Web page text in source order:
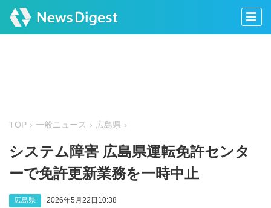
TOP 一般ニュース 広島県
システム障害 広島県運転免許センタ
ーで免許更新業務を一時中止
広島県 2026年5月22日10:38